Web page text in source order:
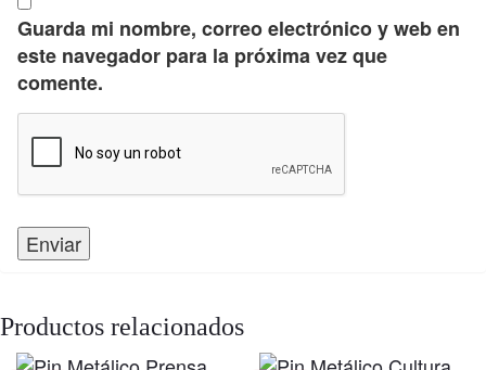
Guarda mi nombre, correo electrónico y web en
este navegador para la próxima vez que
comente.
Productos relacionados